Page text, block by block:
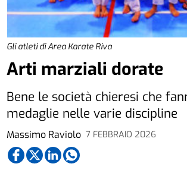
Gli atleti di Area Karate Riva
Massimo Raviolo 7 FEBBRAIO 2026
Arti marziali dorate
Bene le società chieresi che
medaglie nelle varie discipline